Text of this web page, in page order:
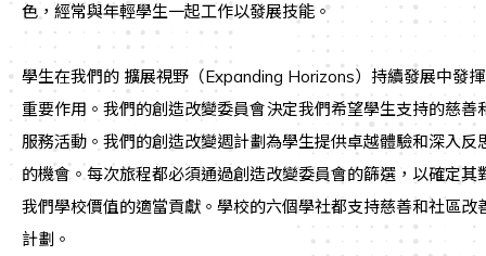
色，經常與年輕學生一起工作以發展技能。
學生在我們的 擴展視野（Expanding Horizons）持續發展中發揮
重要作用。我們的創造改變委員會決定我們希望學生支持的慈善
服務活動。我們的創造改變週計劃為學生提供卓越體驗和深入反
的機會。每次旅程都必須通過創造改變委員會的篩選，以確定其
我們學校價值的適當貢獻。學校的六個學社都支持慈善和社區改
計劃。